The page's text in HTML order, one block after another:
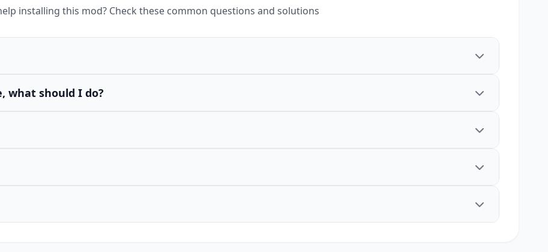
installing this mod? Check these common questions and solutions
what should I do?